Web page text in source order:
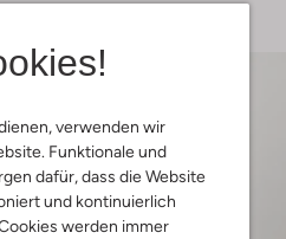
verwenden wir
Funktionale und
dafür, dass die Website
und kontinuierlich
werden immer